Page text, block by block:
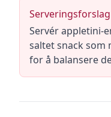
Serveringsforslag
Servér appletini-
saltet snack som
for å balansere